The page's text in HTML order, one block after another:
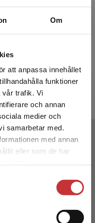
Om
att anpassa innehållet
funktioner
vår trafik. Vi
och annan
medier och
samarbetar med.
med annan
eller som de har
utanför Sverige.
Sverige. För
- Tryckt
Karlsson,
245 kr